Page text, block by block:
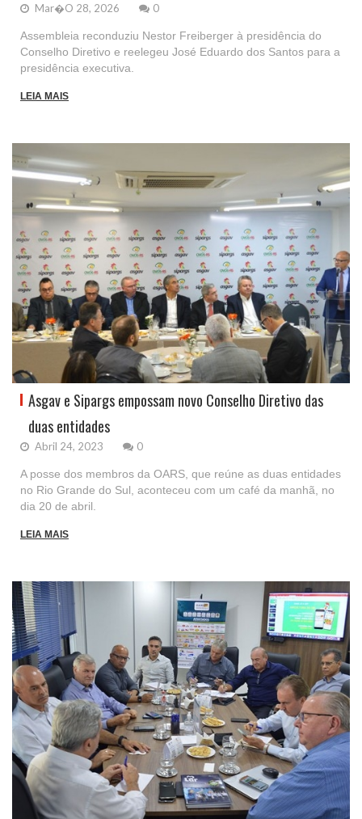
Mar�o 28, 2026 0
Assembleia reconduziu Nestor Freiberger à presidência do
Conselho Diretivo e reelegeu José Eduardo dos Santos para a
presidência executiva.
LEIA MAIS
Asgav e Sipargs empossam novo Conselho Diretivo das
duas entidades
Abril 24, 2023 0
A posse dos membros da OARS, que reúne as duas entidades
no Rio Grande do Sul, aconteceu com um café da manhã, no
dia 20 de abril.
LEIA MAIS